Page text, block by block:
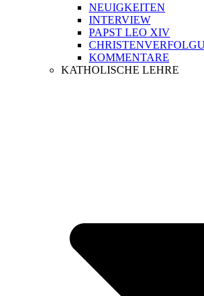
NEUIGKEITEN
INTERVIEW
PAPST LEO XIV
KOMMENTARE
KATHOLISCHE LEHRE